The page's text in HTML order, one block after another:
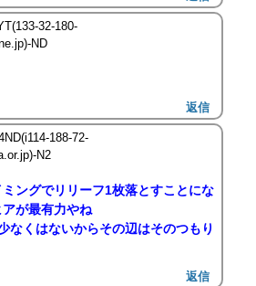
32-180-
ND
返信
188-72-
N2
ングでリリーフ1枚落とすことにな
が最有力やね
なくはないからその辺はそのつもり
返信